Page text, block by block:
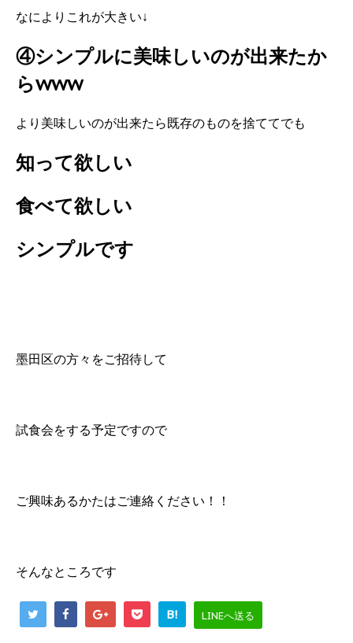
なによりこれが大きい↓
④シンプルに美味しいのが出来たか
らwww
より美味しいのが出来たら既存のものを捨ててでも
知って欲しい
食べて欲しい
シンプルです
墨田区の方々をご招待して
試食会をする予定ですので
ご興味あるかたはご連絡ください！！
そんなところです
B! LINEへ送る